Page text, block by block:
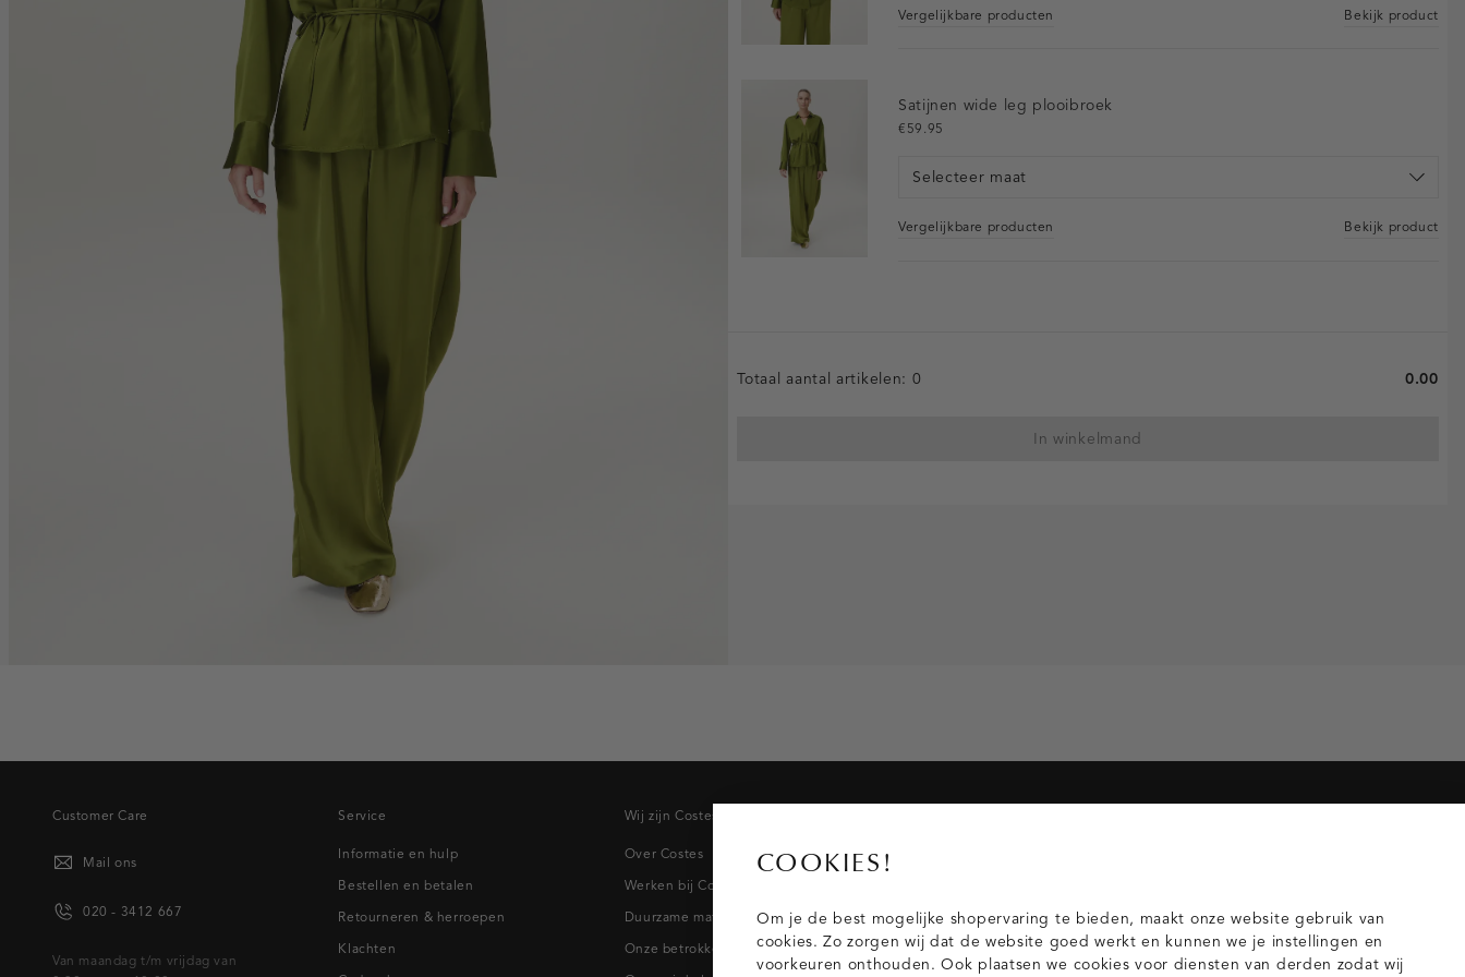
Vergelijkbare producten Bekijk product
Satijnen wide leg plooibroek
€59.95
Selecteer maat
Vergelijkbare producten Bekijk product
Totaal aantal artikelen: 0 0.00
In winkelmand
Customer Care
Mail ons
020 - 3412 667
Van maandag t/m vrijdag van
Service
Informatie en hulp
Bestellen en betalen
Retourneren & herroepen
Klachten
Wij zijn Costes
Over Costes
Werken bij Costes
Duurzame materialen
Onze betrokkenheid
Blazers & gilets
Blouses
COOKIES!
Om je de best mogelijke shopervaring te bieden, maakt onze website gebruik van
cookies. Zo zorgen wij dat de website goed werkt en kunnen we je instellingen en
voorkeuren onthouden. Ook plaatsen we cookies voor diensten van derden zodat wij